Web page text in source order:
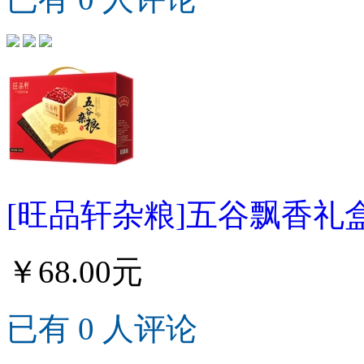
[旺品轩杂粮]五谷飘香礼
￥68.00元
已有 0 人评论